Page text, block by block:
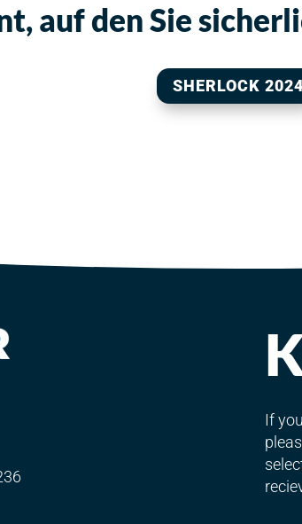
auf den Sie
SHERLOCK 2024
If